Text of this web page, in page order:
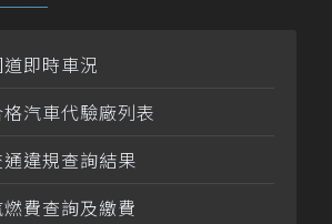
道即時車況
汽車代驗廠列表
通違規查詢結果
燃費查詢及繳費